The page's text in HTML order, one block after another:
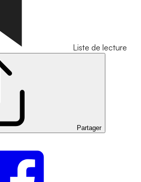
Liste de lecture
Partager